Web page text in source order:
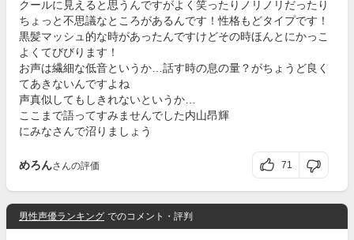
クールに見えると思うんですがよく笑ったりノリノリだったり
ちょっと不思議なところがあるんです！性格もどタイプです！
黒髪マッシュ的な時があったんですけどその時ほんとにかっこ
よくてびびります！
お声は繊細な低音というか…話す時の息の量？がちょうど良く
てあきないんですよね
声真似してもしきれないというか…
ここまで語ってすみませんでした内山昂輝
にみなさんで沼りましょう
めろんさんの評価 71
男性声優ランキング でのコメント・評判